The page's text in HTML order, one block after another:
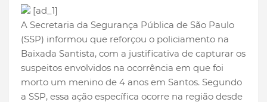
[ad_1]
A Secretaria da Segurança Pública de São Paulo
(SSP) informou que reforçou o policiamento na
Baixada Santista, com a justificativa de capturar os
suspeitos envolvidos na ocorrência em que foi
morto um menino de 4 anos em Santos. Segundo
a SSP, essa ação específica ocorre na região desde